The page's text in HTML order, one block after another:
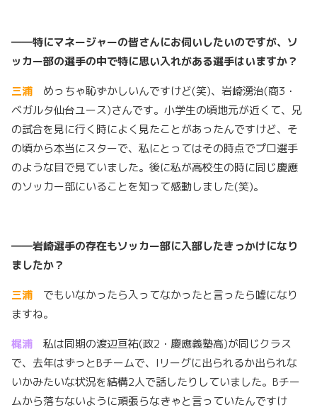
――特にマネージャーの皆さんにお伺いしたいのですが、ソ
ッカー部の選手の中で特に思い入れがある選手はいますか？
三浦 めっちゃ恥ずかしいんですけど(笑)、岩崎湧治(商3・
ベガルタ仙台ユース)さんです。小学生の頃地元が近くて、兄
の試合を見に行く時によく見たことがあったんですけど、そ
の頃から本当にスターで、私にとってはその時点でプロ選手
のような目で見ていました。後に私が高校生の時に同じ慶應
のソッカー部にいることを知って感動しました(笑)。
――岩崎選手の存在もソッカー部に入部したきっかけになり
ましたか？
三浦 でもいなかったら入ってなかったと言ったら嘘になり
ますね。
梶浦 私は同期の渡辺亘祐(政2・慶應義塾高)が同じクラス
で、去年はずっとBチームで、Iリーグに出られるか出られな
いかみたいな状況を結構2人で話したりしていました。Bチー
ムから落ちないように頑張らなきゃと言っていたんですけ